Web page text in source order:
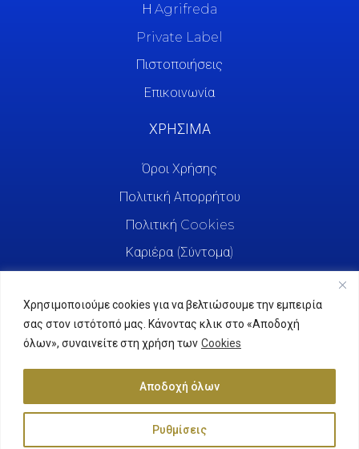
Χρησιμοποιούμε cookies για να βελτιώσουμε την εμπειρία
σας στον ιστότοπό μας. Κάνοντας κλικ στο «Αποδοχή
όλων», συναινείτε στη χρήση των Cookies
Ρυθμίσεις
Αποδοχή όλων
Η Agrifreda
Private Label
Πιστοποιήσεις
Επικοινωνία
ΧΡΗΣΙΜΑ
Όροι Χρήσης
Πολιτική Απορρήτου
Πολιτική Cookies
Καριέρα (Σύντομα)